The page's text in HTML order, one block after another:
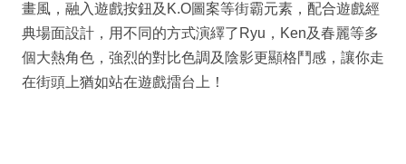
畫風，融入遊戲按鈕及K.O圖案等街霸元素，配合遊戲經
典場面設計，用不同的方式演繹了Ryu，Ken及春麗等多
個大熱角色，強烈的對比色調及陰影更顯格鬥感，讓你走
在街頭上猶如站在遊戲擂台上！